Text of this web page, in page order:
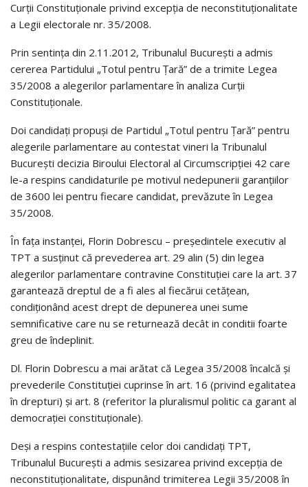
Curții Constituționale privind excepția de neconstituționalitate
a Legii electorale nr. 35/2008.
Prin sentința din 2.11.2012, Tribunalul București a admis
cererea Partidului „Totul pentru Țară” de a trimite Legea
35/2008 a alegerilor parlamentare în analiza Curții
Constituționale.
Doi candidați propuși de Partidul „Totul pentru Țară” pentru
alegerile parlamentare au contestat vineri la Tribunalul
București decizia Biroului Electoral al Circumscripției 42 care
le-a respins candidaturile pe motivul nedepunerii garanțiilor
de 3600 lei pentru fiecare candidat, prevăzute în Legea
35/2008.
În fața instanței, Florin Dobrescu – președintele executiv al
TPT a susținut că prevederea art. 29 alin (5) din legea
alegerilor parlamentare contravine Constituției care la art. 37
garantează dreptul de a fi ales al fiecărui cetățean,
condiționând acest drept de depunerea unei sume
semnificative care nu se returnează decât in conditii foarte
greu de îndeplinit.
Dl. Florin Dobrescu a mai arătat că Legea 35/2008 încalcă și
prevederile Constituției cuprinse în art. 16 (privind egalitatea
în drepturi) și art. 8 (referitor la pluralismul politic ca garant al
democrației constituționale).
Deși a respins contestațiile celor doi candidați TPT,
Tribunalul București a admis sesizarea privind excepția de
neconstituționalitate, dispunând trimiterea Legii 35/2008 în